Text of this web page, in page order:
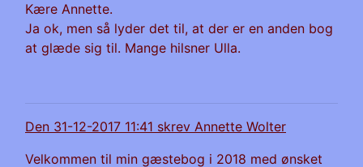
Kære Annette.
Ja ok, men så lyder det til, at der er en anden bog
at glæde sig til. Mange hilsner Ulla.
Den 31-12-2017 11:41 skrev Annette Wolter
Velkommen til min gæstebog i 2018 med ønsket